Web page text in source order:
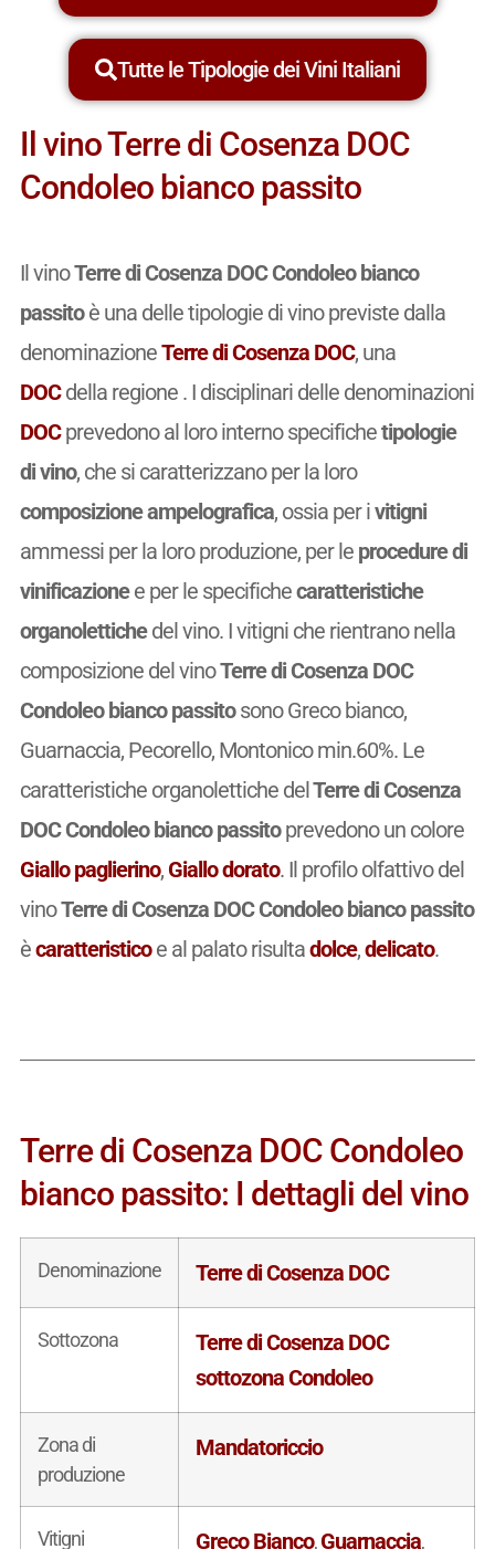
Tutte le Tipologie dei Vini Italiani
Il vino Terre di Cosenza DOC
Condoleo bianco passito
Il vinoTerre di Cosenza DOC Condoleo bianco
passitoè una delle tipologie di vino previste dalla
denominazioneTerre di Cosenza DOC, una
DOCdella regione . I disciplinari delle denominazioni
DOCprevedono al loro interno specifichetipologie
di vino, che si caratterizzano per la loro
composizione ampelografica, ossia per ivitigni
ammessi per la loro produzione, per le procedure di
vinificazionee per le specifichecaratteristiche
organolettichedel vino. I vitigni che rientrano nella
composizione del vinoTerre di Cosenza DOC
Condoleo bianco passitosono Greco bianco,
Guarnaccia, Pecorello, Montonico min.60%. Le
caratteristiche organolettiche delTerre di Cosenza
DOC Condoleo bianco passitoprevedono un colore
Giallo paglierino, Giallo dorato. Il profilo olfattivo del
vinoTerre di Cosenza DOC Condoleo bianco passito
ècaratteristicoe al palato risultadolce,delicato.
Terre di Cosenza DOC Condoleo
bianco passito: I dettagli del vino
Denominazione Terre di Cosenza DOC
Sottozona
Terre di Cosenza DOC
sottozona Condoleo
Zona di
produzione
Mandatoriccio
Vitigni Greco Bianco,Guarnaccia,